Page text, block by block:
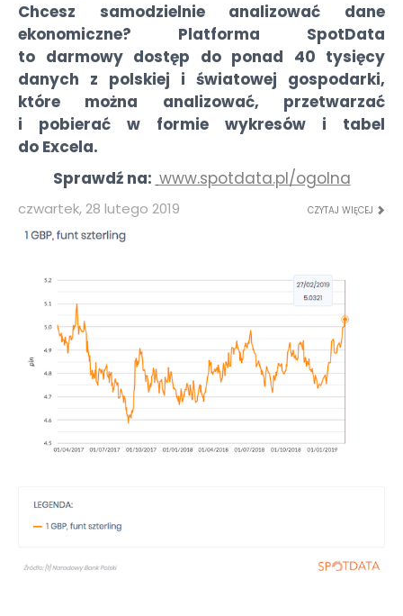
Chcesz samodzielnie analizować dane
ekonomiczne? Platforma SpotData
to darmowy dostęp do ponad 40 tysięcy
danych z polskiej i światowej gospodarki,
które można analizować, przetwarzać
i pobierać w formie wykresów i tabel
do Excela.
Sprawdź na: www.spotdata.pl/ogolna
czwartek, 28 lutego 2019 CZYTAJ WIĘCEJ